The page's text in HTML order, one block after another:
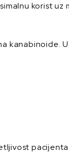
korist uz
kanabinoide.